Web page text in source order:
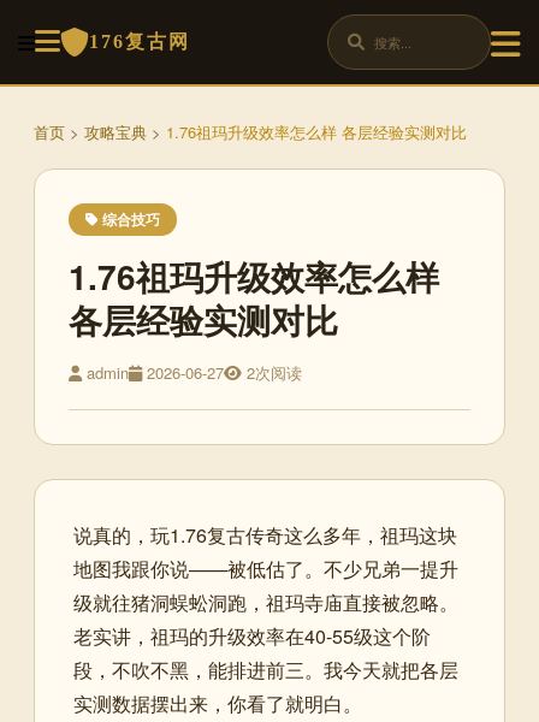
176复古网
首页 > 攻略宝典 > 1.76祖玛升级效率怎么样 各层经验实测对比
综合技巧
1.76祖玛升级效率怎么样
各层经验实测对比
admin 2026-06-27 2次阅读
说真的，玩1.76复古传奇这么多年，祖玛这块
地图我跟你说——被低估了。不少兄弟一提升
级就往猪洞蜈蚣洞跑，祖玛寺庙直接被忽略。
老实讲，祖玛的升级效率在40-55级这个阶
段，不吹不黑，能排进前三。我今天就把各层
实测数据摆出来，你看了就明白。